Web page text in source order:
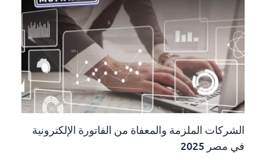
الشركات الملزمة والمعفاة من الفاتورة الإلكترونية
في مصر 2025